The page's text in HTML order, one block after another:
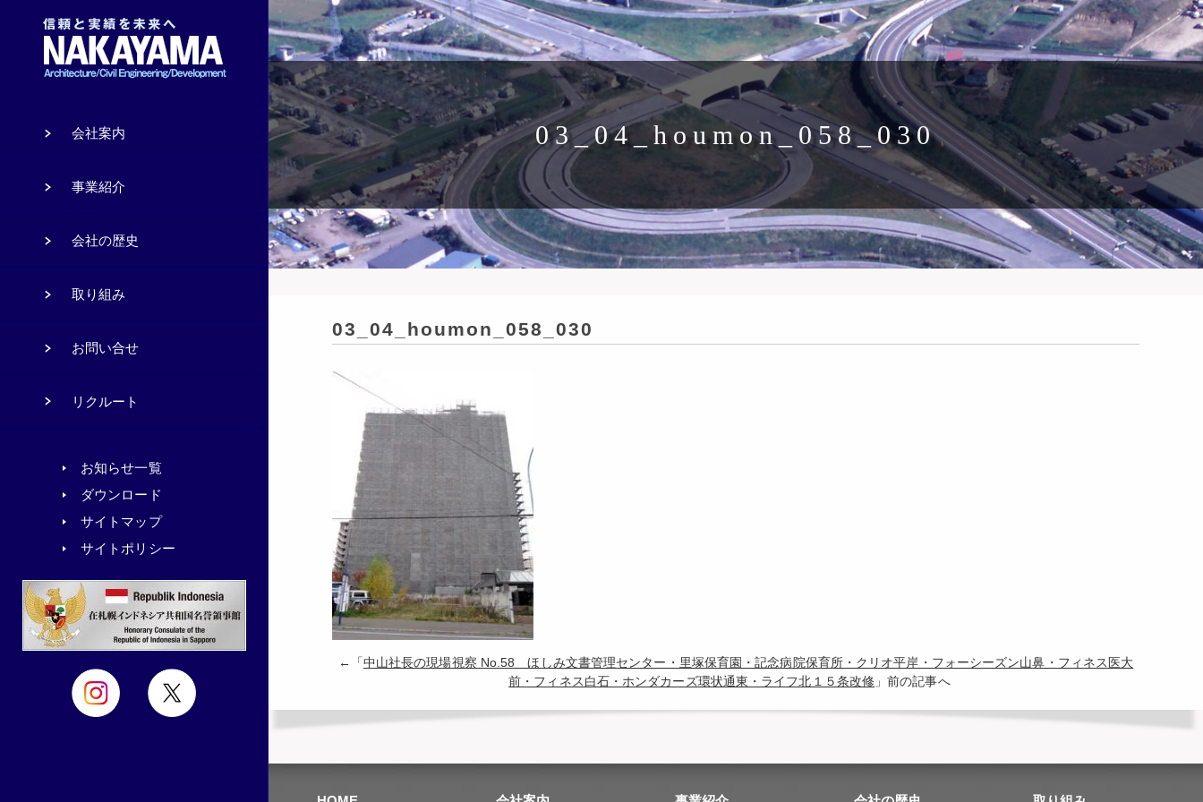
03_04_houmon_058_030
03_04_houmon_058_030
←「 中山社長の現場視察 No.58 ほしみ文書管理センター・里塚保育園・記念病院保育所・クリオ平岸・フォーシーズン山鼻・フィネス医大
前・フィネス白石・ホンダカーズ環状通東・ライフ北１５条改修 」前の記事へ
会社案内
事業紹介
会社の歴史
取り組み
お問い合せ
リクルート
お知らせ一覧
ダウンロード
サイトマップ
サイトポリシー